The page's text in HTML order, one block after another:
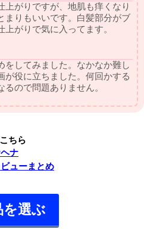
上がりですが、地肌も痒くなり
まりもいいです。白髪部分がブ
がりで気に入ってます。
をしてみました。なかなか難し
が役に立ちました。何回かする
ので問題ありません。
ちら
ナ
ューまとめ
を選ぶ